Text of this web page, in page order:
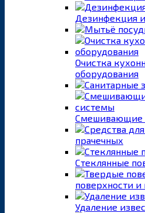
Дезинфекция
Очистка
оборудования
Смешивающие
прачечных
Стеклянные
поверхности и
Удаление